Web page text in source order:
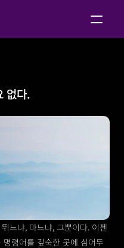
없다.
느냐, 마느냐, 그뿐이다. 이젠
명령어를 깊숙한 곳에 심어두